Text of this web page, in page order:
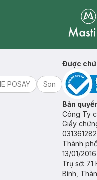
POSAY Son
Được
Bản
Công Ty
Giấy
Thành
13/01/2016
Trụ sở: 71
Bình,